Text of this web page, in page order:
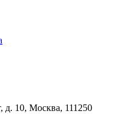
д. 10, Москва, 111250